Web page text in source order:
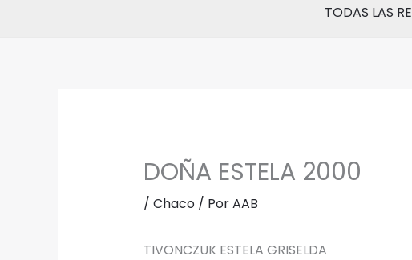
TODAS LAS
DOÑA ESTELA 2000
/ Chaco/ PorAAB
TIVONCZUK ESTELA GRISELDA